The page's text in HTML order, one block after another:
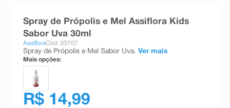
Spray de Própolis e Mel Assiflora Kids
Sabor Uva 30ml
AssifloraCód: 33707
Spray de Própolis e Mel Sabor Uva. Ver mais
Mais opções:
R$ 14,99
esmalte
10ºabsorvente